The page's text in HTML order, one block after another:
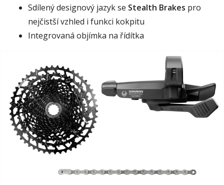
Sdílený designový jazyk se Stealth Brakes pro
nejčistší vzhled i funkci kokpitu
Integrovaná objímka na řídítka